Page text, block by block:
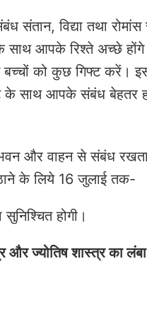
संतान, विद्या तथा
साथ आपके रिश्ते अच्छे
बच्चों को कुछ गिफ्ट
के साथ आपके संबंध बेहतर
और वाहन से संबंध
के लिये 16 जुलाई तक-
होगी।
और ज्योतिष शास्त्र का